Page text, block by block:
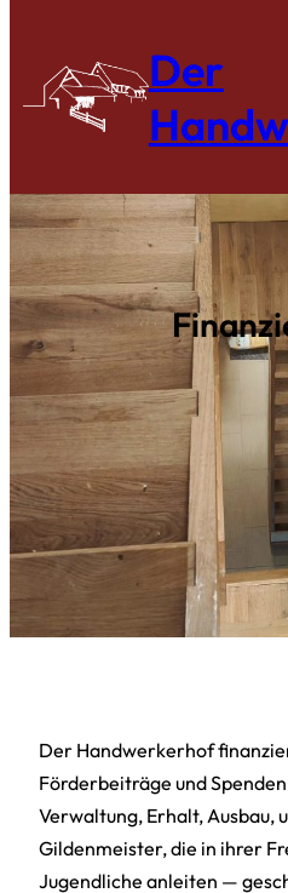
springen
Der
Der Handwerkerhof
Förderbeiträge und
Verwaltung, Erhalt, Ausbau,
Gildenmeister, die in ihrer
Jugendliche anleiten —